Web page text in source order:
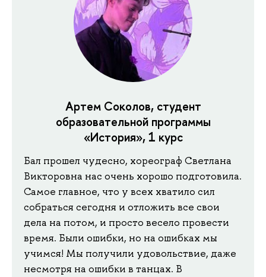
Артем Соколов, студент
образовательной программы
«История», 1 курс
Бал прошел чудесно, хореограф Светлана
Викторовна нас очень хорошо подготовила.
Самое главное, что у всех хватило сил
собраться сегодня и отложить все свои
дела на потом, и просто весело провести
время. Были ошибки, но на ошибках мы
учимся! Мы получили удовольствие, даже
несмотря на ошибки в танцах. В